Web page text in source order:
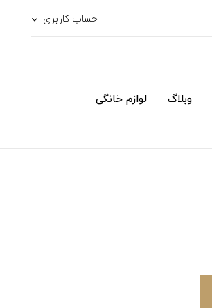
حساب کاربری
وبلاگ لوازم خانگی